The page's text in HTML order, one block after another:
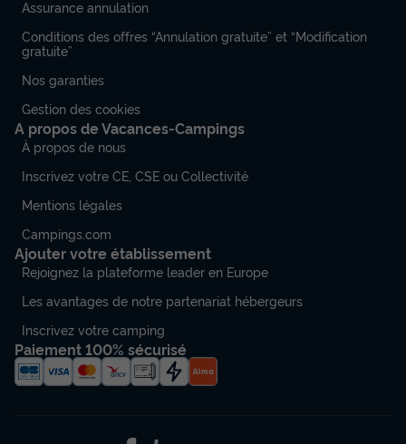
Assurance annulation
Conditions des offres “Annulation gratuite” et “Modification
gratuite”
Nos garanties
Gestion des cookies
A propos de Vacances-Campings
À propos de nous
Inscrivez votre CE, CSE ou Collectivité
Mentions légales
Campings.com
Ajouter votre établissement
Rejoignez la plateforme leader en Europe
Les avantages de notre partenariat hébergeurs
Inscrivez votre camping
Paiement 100% sécurisé